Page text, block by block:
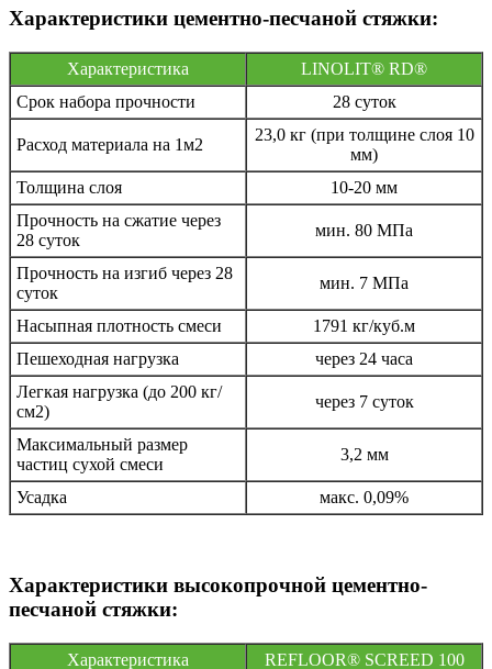
Характеристики цементно-песчаной стяжки:
Характеристика
LINOLIT® RD®
Срок набора прочности
28 суток
Расход материала на 1м2
23,0 кг (при толщине слоя 10
мм)
Толщина слоя
10-20 мм
Прочность на сжатие через
28 суток
мин. 80 МПа
Прочность на изгиб через 28
суток
мин. 7 МПа
Насыпная плотность смеси
1791 кг/куб.м
Пешеходная нагрузка
через 24 часа
Легкая нагрузка (до 200 кг/
см2)
через 7 суток
Максимальный размер
частиц сухой смеси
3,2 мм
Усадка макс. 0,09%
Характеристики высокопрочной цементно-
песчаной стяжки:
Характеристика
REFLOOR® SCREED 100